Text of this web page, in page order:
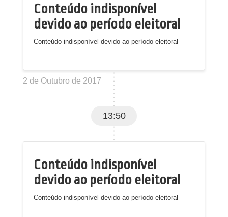
Conteúdo indisponível
devido ao período eleitoral
Conteúdo indisponível devido ao período eleitoral
2 de Outubro de 2017
13:50
Conteúdo indisponível
devido ao período eleitoral
Conteúdo indisponível devido ao período eleitoral